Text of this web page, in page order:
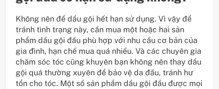
Không nên để dầu gội hết hạn sử dụng. Vì vậy để
tránh tình trạng này, cần mua một hoặc hai sản
phẩm dầu gội đầu phù hợp với nhu cầu cơ bản của
gia đình, hạn chế mua quá nhiều. Và các chuyên gia
chăm sóc tóc cũng khuyên bạn không nên thay dầu
gội quá thường xuyên để bảo vệ da đầu, tránh hư
tổn cho tóc. Một số sản phẩm dầu gội đầu được mọi